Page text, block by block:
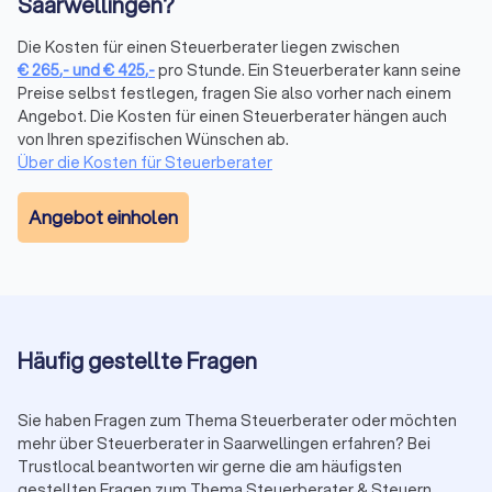
Steuerberaterkammer ist die Grundvoraussetzung. Darüber
hinaus verfügen manche Berater über Zusatzqualifikationen
als Fachberater, etwa für Internationales Steuerrecht,
Unternehmensnachfolge oder spezifische Branchen. Prüfen
Sie, ob eine Spezialisierung zu Ihrer Situation passt.
Trustlocal zeigt Ihnen in den Profilen transparent, welche
Qualifikationen und Schwerpunkte jede Kanzlei mitbringt.
kommt mit Vorschlägen auf Sie zu, weist auf Fristen hin und
zeigt Gestaltungsmöglichkeiten auf. Eine reine Abwicklung
und realistische Einschätzungen zu Ihrer Steuersituation
schaffen Vertrauen.
digitaler Belegübermittlung, zeitgemäßer Software und
angemessene Reaktionszeit auf Anfragen erleichtern die
Zusammenarbeit erheblich.
Die Kosten für einen Steuerberater liegen zwischen
€265,-und€425,-pro Stunde. Ein Steuerberater kann seine
Preise selbst festlegen, fragen Sie also vorher nach einem
Angebot. Die Kosten für einen Steuerberater hängen auch
von Ihren spezifischen Wünschen ab.
Über die Kosten für Steuerberater
Angebot einholen
Häufig gestellte Fragen
Sie haben Fragen zum Thema Steuerberater oder möchten
mehr über Steuerberater in Saarwellingen erfahren? Bei
Trustlocal beantworten wir gerne die am häufigsten